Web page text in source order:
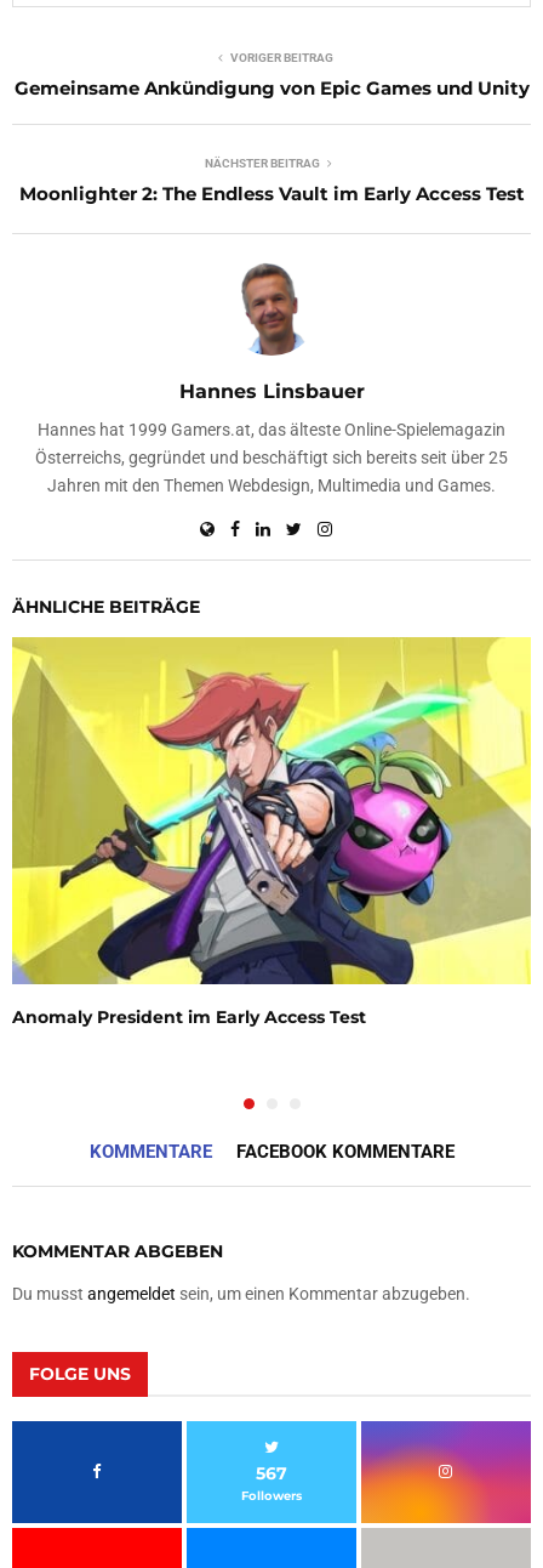
VORIGER BEITRAG
Gemeinsame Ankündigung von Epic Games und Unity
NÄCHSTER BEITRAG
Moonlighter 2: The Endless Vault im Early Access Test
Hannes Linsbauer
Hannes hat 1999 Gamers.at, das älteste Online-Spielemagazin
Österreichs, gegründet und beschäftigt sich bereits seit über 25
Jahren mit den Themen Webdesign, Multimedia und Games.
ÄHNLICHE BEITRÄGE
Anomaly President im Early Access Test
KOMMENTARE FACEBOOK KOMMENTARE
KOMMENTAR ABGEBEN
Du musst angemeldet sein, um einen Kommentar abzugeben.
FOLGE UNS
567
Followers